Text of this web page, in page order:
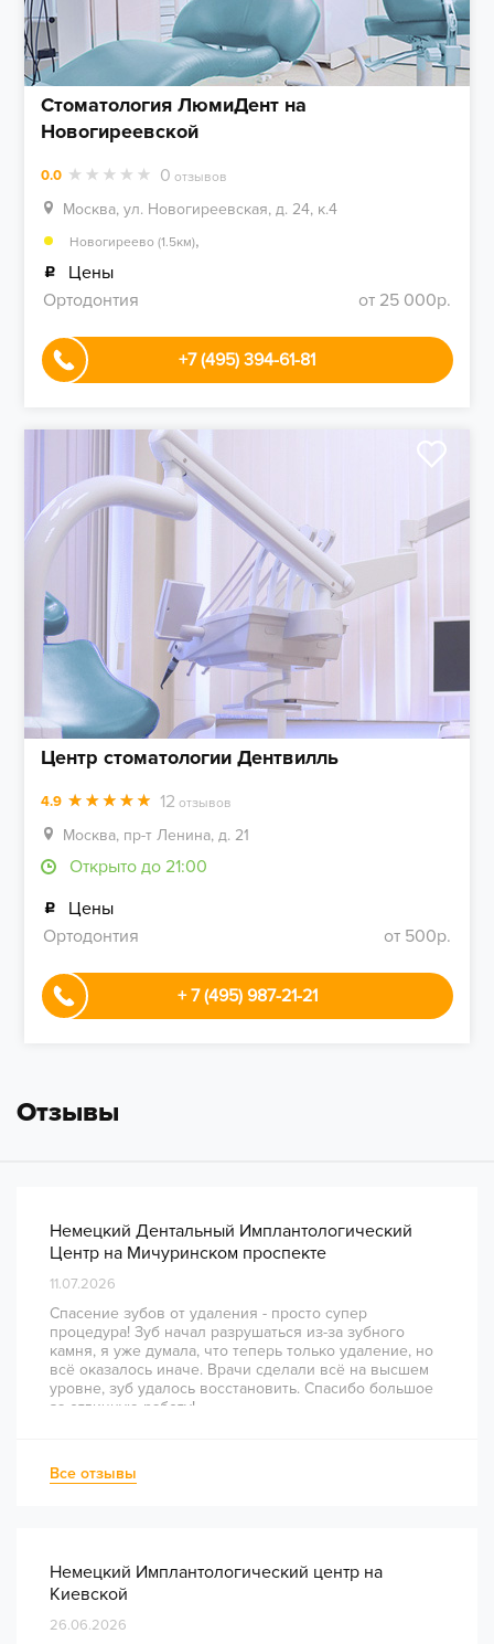
Стоматология ЛюмиДент на
Новогиреевской
0.0 0 отзывов
Москва, ул. Новогиреевская, д. 24, к.4
Новогиреево (1.5км),
Цены
Ортодонтия
от 25 000р.
+7 (495) 394-61-81
Центр стоматологии Дентвилль
4.9 12 отзывов
Москва, пр-т Ленина, д. 21
Открыто до 21:00
Цены
Ортодонтия
от 500р.
+ 7 (495) 987-21-21
Отзывы
Немецкий Дентальный Имплантологический
Центр на Мичуринском проспекте
11.07.2026
Спасение зубов от удаления - просто супер
процедура! Зуб начал разрушаться из-за зубного
камня, я уже думала, что теперь только удаление, но
всё оказалось иначе. Врачи сделали всё на высшем
уровне, зуб удалось восстановить. Спасибо большое
за отличную работу!
Все отзывы
Немецкий Имплантологический центр на
Киевской
26.06.2026